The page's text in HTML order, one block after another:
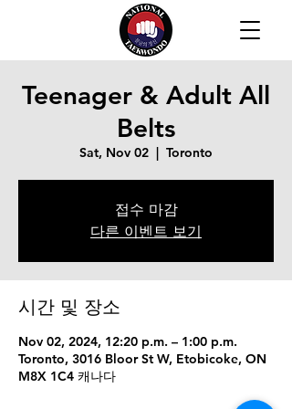
Teenager & Adult All
Belts
Sat, Nov 02
  |
Toronto
접수 마감
다른 이벤트 보기
시간 및 장소
Nov 02, 2024, 12:20 p.m. – 1:00 p.m.
Toronto, 3016 Bloor St W, Etobicoke, ON
M8X 1C4 캐나다